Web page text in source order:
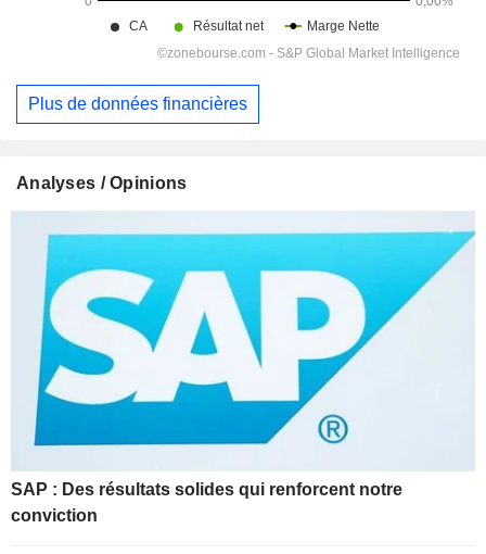
Plus de données financières
Analyses / Opinions
SAP : Des résultats solides qui renforcent notre
conviction